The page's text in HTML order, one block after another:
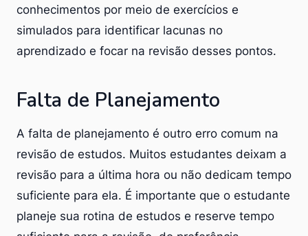
conhecimentos por meio de exercícios e
simulados para identificar lacunas no
aprendizado e focar na revisão desses pontos.
Falta de Planejamento
A falta de planejamento é outro erro comum na
revisão de estudos. Muitos estudantes deixam a
revisão para a última hora ou não dedicam tempo
suficiente para ela. É importante que o estudante
planeje sua rotina de estudos e reserve tempo